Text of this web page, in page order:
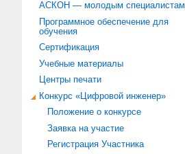
АСКОН — молодым специалистам
Программное обеспечение для
обучения
Сертификация
Учебные материалы
Центры печати
Конкурс «Цифровой инженер»
Положение о конкурсе
Заявка на участие
Регистрация Участника